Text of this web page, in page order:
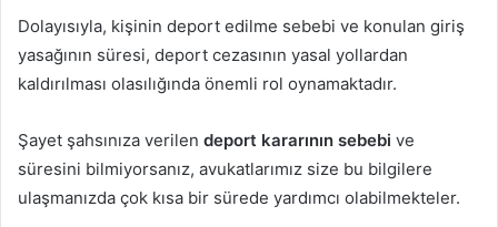
Dolayısıyla, kişinin deport edilme sebebi ve konulan giriş
yasağının süresi, deport cezasının yasal yollardan
kaldırılması olasılığında önemli rol oynamaktadır.
Şayet şahsınıza verilen deport kararının sebebi ve
süresini bilmiyorsanız, avukatlarımız size bu bilgilere
ulaşmanızda çok kısa bir sürede yardımcı olabilmekteler.